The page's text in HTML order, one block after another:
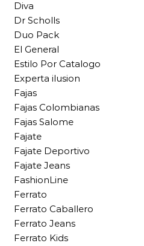
Diva
Dr Scholls
Duo Pack
El General
Estilo Por Catalogo
Experta ilusion
Fajas
Fajas Colombianas
Fajas Salome
Fajate
Fajate Deportivo
Fajate Jeans
FashionLine
Ferrato
Ferrato Caballero
Ferrato Jeans
Ferrato Kids